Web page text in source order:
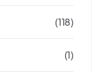
(118)
(1)